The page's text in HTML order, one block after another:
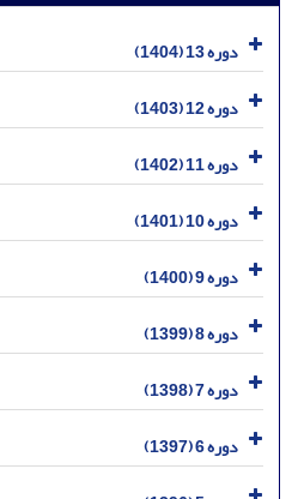
دوره 13 (1404)
دوره 12 (1403)
دوره 11 (1402)
دوره 10 (1401)
دوره 9 (1400)
دوره 8 (1399)
دوره 7 (1398)
دوره 6 (1397)